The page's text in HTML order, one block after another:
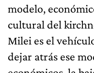
modelo,
cultural del
Milei es el
dejar atrás ese